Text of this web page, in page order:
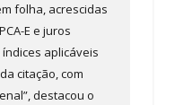
folha, acrescidas
E e juros
aplicáveis
citação, com
destacou o